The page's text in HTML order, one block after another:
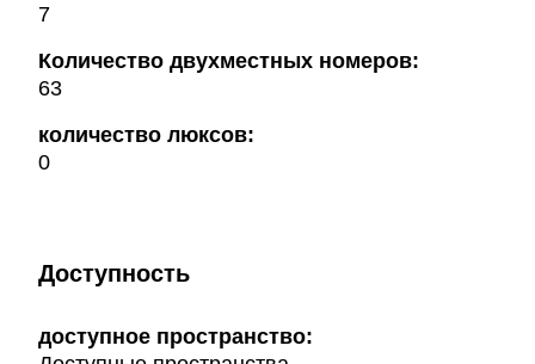
7
Количество двухместных номеров:
63
количество люксов:
0
Доступность
доступное пространство: